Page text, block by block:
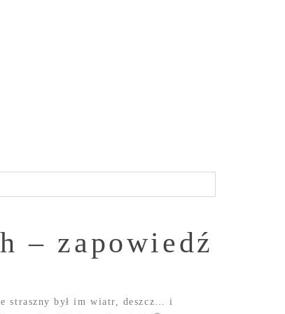
– zapowiedź
straszny był im wiatr, deszcz… i